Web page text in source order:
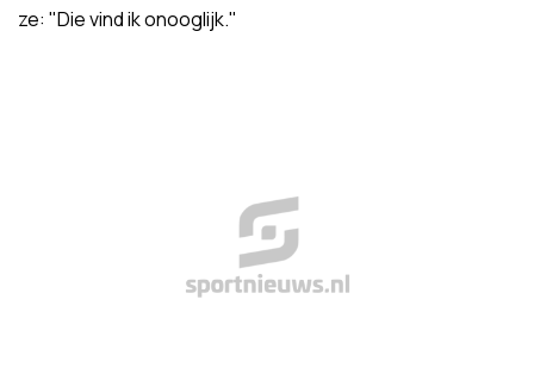
ze: "Die vind ik onooglijk."